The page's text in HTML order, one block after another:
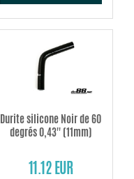
Durite silicone Noir de 60
degrés 0,43'' (11mm)
11.12 EUR